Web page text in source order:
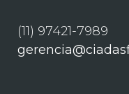
(11) 97421-7989